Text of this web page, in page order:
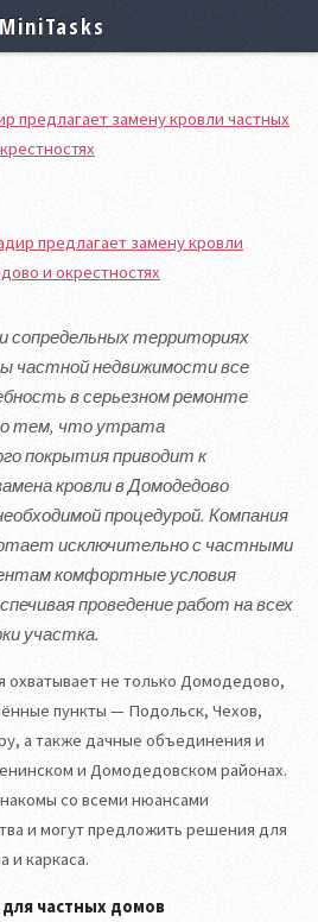
предлагает замену кровли частных
сопредельных территориях
частной недвижимости все
в серьезном ремонте
тем, что утрата
покрытия приводит к
кровли в Домодедово
процедурой. Компания
исключительно с частными
комфортные условия
проведение работ на всех
участка.
охватывает не только Домодедово,
пункты — Подольск, Чехов,
а также дачные объединения и
и Домодедовском районах.
со всеми нюансами
и могут предложить решения для
и каркаса.
частных домов
MiniTasks